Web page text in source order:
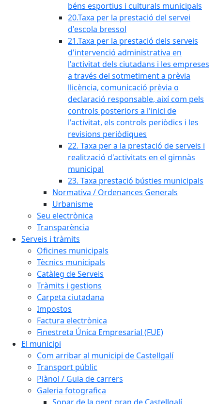
béns esportius i culturals municipals
20.Taxa per la prestació del servei
d'escola bressol
21.Taxa per la prestació dels serveis
d'intervenció administrativa en
l'activitat dels ciutadans i les empreses
a través del sotmetiment a prèvia
llicència, comunicació prèvia o
declaració responsable, així com pels
controls posteriors a l'inici de
l'activitat, els controls periòdics i les
revisions periòdiques
22. Taxa per a la prestació de serveis i
realització d'activitats en el gimnàs
municipal
23. Taxa prestació bústies municipals
Normativa / Ordenances Generals
Urbanisme
Seu electrònica
Transparència
Serveis i tràmits
Oficines municipals
Tècnics municipals
Catàleg de Serveis
Tràmits i gestions
Carpeta ciutadana
Impostos
Factura electrònica
Finestreta Única Empresarial (FUE)
El municipi
Com arribar al municipi de Castellgalí
Transport públic
Plànol / Guia de carrers
Galeria fotografica